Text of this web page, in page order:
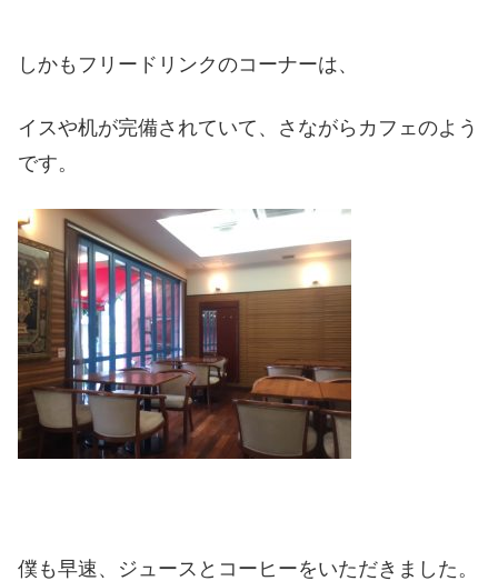
しかもフリードリンクのコーナーは、
イスや机が完備されていて、さながらカフェのよう
です。
僕も早速、ジュースとコーヒーをいただきました。